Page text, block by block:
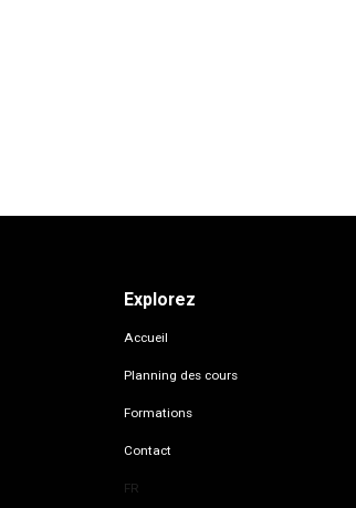
Explorez
Accueil
Planning des cours
Formations
Contact
FR